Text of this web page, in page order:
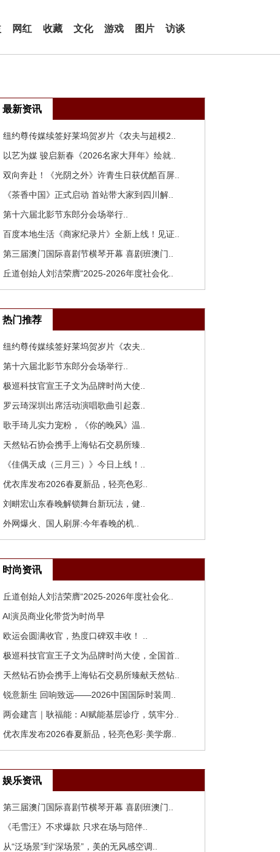
网红 收藏 文化 游戏 图片 访谈
最新资讯
纽约尊传媒续签好莱坞贺岁片《农夫与超模2..
以艺为媒 骏启新春《2026名家大拜年》绘就..
双向奔赴！《光阴之外》许青生日获优酷百屏..
《茶香中国》正式启动 首站带大家到四川解..
第十六届北影节东郎分会场举行..
百度本地生活《商家纪录片》全新上线！见证..
第三届澳门国际喜剧节横琴开幕 喜剧班澳门..
丘道创始人刘洁荣膺“2025-2026年度社会化..
热门推荐
纽约尊传媒续签好莱坞贺岁片《农夫..
第十六届北影节东郎分会场举行..
极巡科技官宣王子文为品牌时尚大使..
罗云琦深圳出席活动演唱歌曲引起轰..
歌手琦儿实力宠粉，《你的晚风》温..
天然钻石协会携手上海钻石交易所臻..
《佳偶天成（三月三）》今日上线！..
优衣库发布2026春夏新品，轻亮色彩..
刘畊宏山东春晚解锁舞台新玩法，健..
外网爆火、国人刷屏:今年春晚的机..
时尚资讯
丘道创始人刘洁荣膺“2025-2026年度社会化..
AI演员商业化带货为时尚早
欧运会圆满收官，热度口碑双丰收！ ..
极巡科技官宣王子文为品牌时尚大使，全国首..
天然钻石协会携手上海钻石交易所臻献天然钻..
锐意新生 回响致远——2026中国国际时装周..
两会建言｜耿福能：AI赋能基层诊疗，筑牢分..
优衣库发布2026春夏新品，轻亮色彩·美学廓..
娱乐资讯
第三届澳门国际喜剧节横琴开幕 喜剧班澳门..
《毛雪汪》不求爆款 只求在场与陪伴..
从“泛场景”到“深场景”，美的无风感空调..